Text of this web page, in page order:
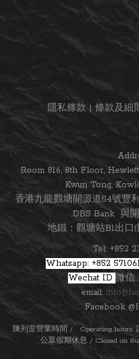
隱私條款 | 條款及細
Room 816, 8th Floor,
Kwun Tong,
香港九龍觀塘開源道54號豐
DBS Bank 與
地鐵：觀塘站B1出口
Tel: +852
Whatsapp: +852
Wechat ID 微信:
email:
Facebook
陳列室營業時間 / Operating
公眾假期休息 / Closed on